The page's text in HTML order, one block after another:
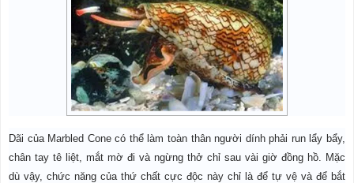
Dãi của Marbled Cone có thể làm toàn thân người dính phải run lẩy bẩy,
chân tay tê liệt, mắt mờ đi và ngừng thở chỉ sau vài giờ đồng hồ. Mặc
dù vậy, chức năng của thứ chất cực độc này chỉ là để tự vệ và để bắt